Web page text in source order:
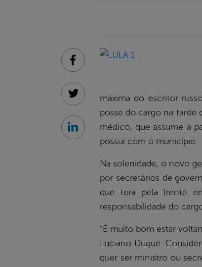
máxima do escritor
posse do cargo na tarde
médico, que assume a
possui com o município.
Na solenidade, o novo
por secretários de
que terá pela frente
responsabilidade do
“É muito bom estar
Luciano Duque.
quer ser ministro ou
Facebook
Twitter
Linkedin